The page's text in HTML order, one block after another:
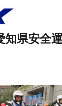
知県安全